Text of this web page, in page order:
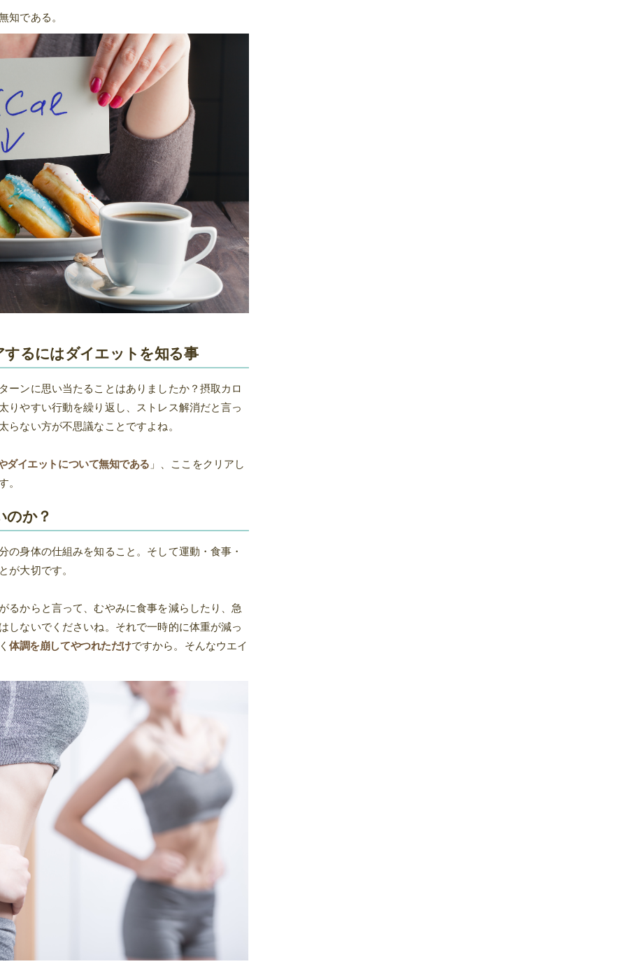
知である。
るにはダイエットを知る事
ーンに思い当たることはありましたか？摂取カロ
りやすい行動を繰り返し、ストレス解消だと言っ
らない方が不思議なことですよね。
ダイエットについて無知である 」、ここをクリアし
。
のか？
の身体の仕組みを知ること。そして運動・食事・
が大切です。
るからと言って、むやみに食事を減らしたり、急
しないでくださいね。それで一時的に体重が減っ
体調を崩してやつれただけですから。そんなウエイ